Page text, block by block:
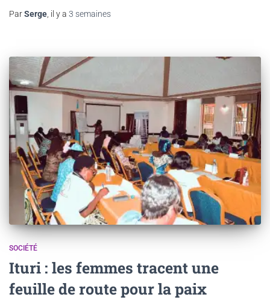
ParSerge , il y a 3 semaines
SOCIÉTÉ
Ituri : les femmes tracent une
feuille de route pour la paix